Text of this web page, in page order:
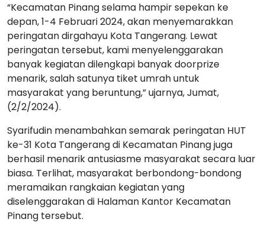
“Kecamatan Pinang selama hampir sepekan ke
depan, 1-4 Februari 2024, akan menyemarakkan
peringatan dirgahayu Kota Tangerang. Lewat
peringatan tersebut, kami menyelenggarakan
banyak kegiatan dilengkapi banyak doorprize
menarik, salah satunya tiket umrah untuk
masyarakat yang beruntung,” ujarnya, Jumat,
(2/2/2024).
Syarifudin menambahkan semarak peringatan HUT
ke-31 Kota Tangerang di Kecamatan Pinang juga
berhasil menarik antusiasme masyarakat secara luar
biasa. Terlihat, masyarakat berbondong-bondong
meramaikan rangkaian kegiatan yang
diselenggarakan di Halaman Kantor Kecamatan
Pinang tersebut.